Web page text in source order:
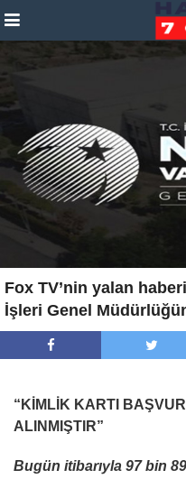
Fox TV’nin yalan
İşleri Genel
“KİMLİK KARTI
ALINMIŞTIR”
Bugün itibarıyla 97 bin